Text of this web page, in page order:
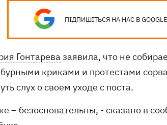
ПІДПИШІТЬСЯ НА НАС В GOOGLE
Гонтарева заявила, что не
криками и протестами
слух о своем уходе с поста.
– безосновательны, - сказано в